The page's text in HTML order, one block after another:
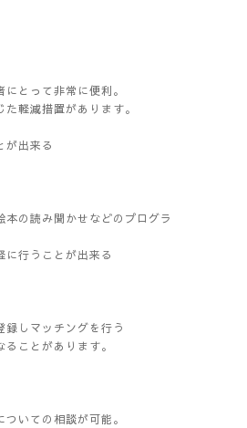
とって非常に便利。
軽減措置があります。
出来る
の読み聞かせなどのプログラ
行うことが出来る
しマッチングを行う
ことがあります。
いての相談が可能。